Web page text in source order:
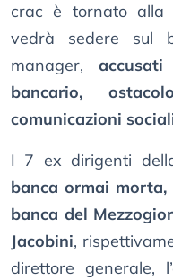
crac è tornato alla
vedrà sedere sul
manager,
bancario,
comunicazioni
I 7 ex dirigenti
banca ormai
banca del
Jacobini,
direttore generale,